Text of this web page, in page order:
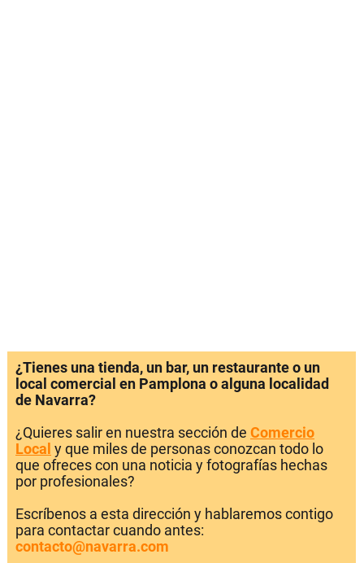
¿Tienes una tienda, un bar, un restaurante o un
local comercial en Pamplona o alguna localidad
de Navarra?
¿Quieres salir en nuestra sección de Comercio
Local y que miles de personas conozcan todo lo
que ofreces con una noticia y fotografías hechas
por profesionales?
Escríbenos a esta dirección y hablaremos contigo
para contactar cuando antes:
contacto@navarra.com